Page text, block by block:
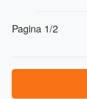
Pagina 1/2